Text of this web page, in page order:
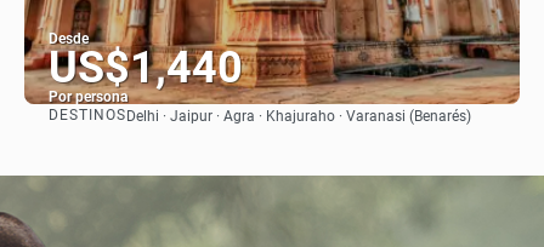
Desde
US$1,440
Por persona
DESTINOSDelhi · Jaipur · Agra · Khajuraho · Varanasi (Benarés)